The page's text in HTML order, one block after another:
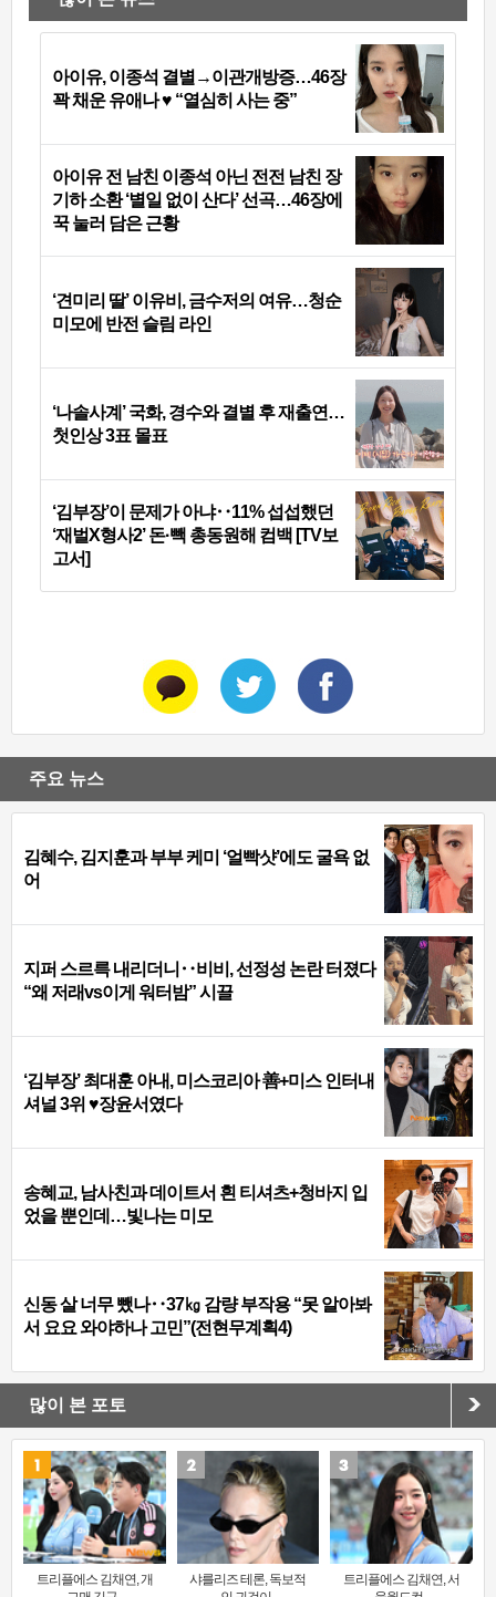
아이유, 이종석 결별→이관개방증…46장
꽉 채운 유애나 ♥ “열심히 사는 중”
아이유 전 남친 이종석 아닌 전전 남친 장
기하 소환 ‘별일 없이 산다’ 선곡…46장에
꾹 눌러 담은 근황
‘견미리 딸’ 이유비, 금수저의 여유…청순
미모에 반전 슬림 라인
‘나솔사계’ 국화, 경수와 결별 후 재출연…
첫인상 3표 몰표
‘김부장’이 문제가 아냐‥11% 섭섭했던
‘재벌X형사2’ 돈·빽 총동원해 컴백 [TV보
고서]
주요 뉴스
김혜수, 김지훈과 부부 케미 ‘얼빡샷’에도 굴욕 없
어
지퍼 스르륵 내리더니‥비비, 선정성 논란 터졌다
“왜 저래vs이게 워터밤” 시끌
‘김부장’ 최대훈 아내, 미스코리아 善+미스 인터내
셔널 3위 ♥장윤서였다
송혜교, 남사친과 데이트서 흰 티셔츠+청바지 입
었을 뿐인데…빛나는 미모
신동 살 너무 뺐나‥37㎏ 감량 부작용 “못 알아봐
서 요요 와야하나 고민”(전현무계획4)
많이 본 포토
트리플에스 김채연, 개
샤를리즈 테론, 독보적
트리플에스 김채연, 서